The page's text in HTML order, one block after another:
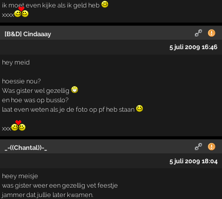
ik moet even kijke als ik geld heb
xxxx
[B&D] Cindaaay
5 juli 2009 16:46
hey meid
hoessie nou?
Was gister wel gezellig
en hoe was op busslo?
laat even weten als je de foto op pf heb staan
xxx
_-((Chantal))-_
5 juli 2009 18:04
heey meisje
was gister weer een gezellig vet feestje
jammer dat jullie later kwamen.